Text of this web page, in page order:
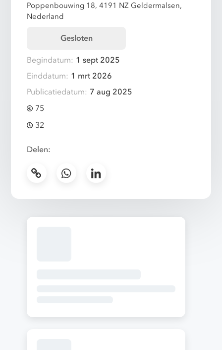
Poppenbouwing 18, 4191 NZ Geldermalsen,
Nederland
Gesloten
Begindatum: 1 sept 2025
Einddatum: 1 mrt 2026
Publicatiedatum: 7 aug 2025
75
32
Delen: